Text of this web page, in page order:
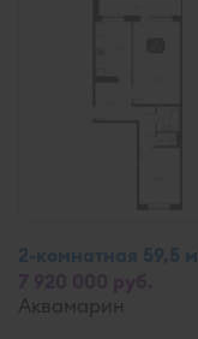
2-комнатная 59,5 м
Аквамарин